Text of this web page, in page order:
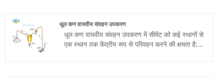
अनुप्रयोगों के लिए एक सुरक्षित और विश्वसनीय समाधान
प्रदान करती है।
धूल कण वायवीय संवहन उपकरण
धूल कण वायवीय संवहन उपकरण में सीमेंट को कई स्थानों से
एक स्थान तक केंद्रीय रूप से परिवहन करने की क्षमता है;